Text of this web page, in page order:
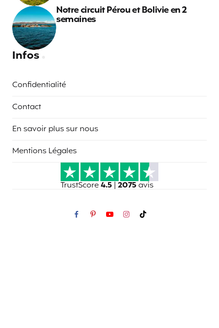
Notre circuit Pérou et Bolivie en 2
semaines
Infos
Confidentialité
Contact
En savoir plus sur nous
Mentions Légales
TrustScore4.5 | 2075avis